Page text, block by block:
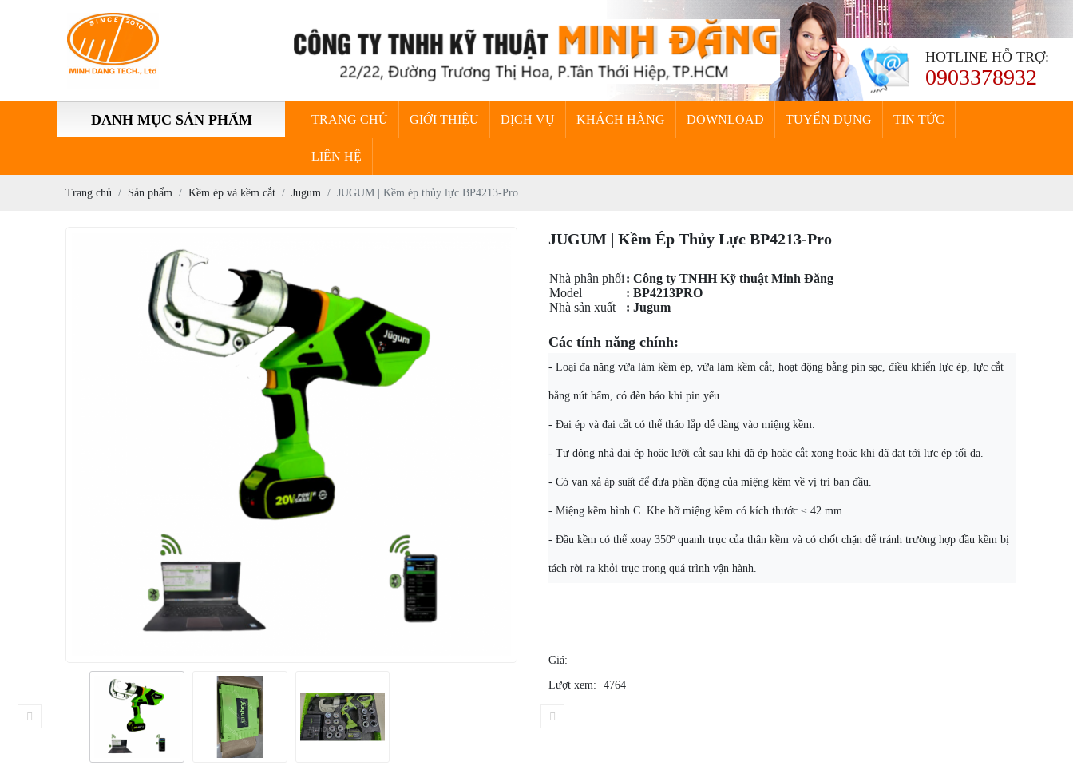
HOTLINE HỖ TRỢ:
0903378932
DANH MỤC SẢN PHẨM TRANG CHỦ GIỚI THIỆU DỊCH VỤ KHÁCH HÀNG DOWNLOAD TUYỂN DỤNG TIN TỨC
LIÊN HỆ
Trang chủ Sản phẩm Kềm ép và kềm cắt Jugum JUGUM | Kềm ép thủy lực BP4213-Pro
JUGUM | Kềm Ép Thủy Lực BP4213-Pro
Nhà phân phối : Công ty TNHH Kỹ thuật Minh Đăng
Model
: BP4213PRO
Nhà sản xuất
: Jugum
Các tính năng chính:
- Loại đa năng vừa làm kềm ép, vừa làm kềm cắt, hoạt động bằng pin sạc, điều khiển lực ép, lực cắt
bằng nút bấm, có đèn báo khi pin yếu.
- Đai ép và đai cắt có thể tháo lắp dễ dàng vào miệng kềm.
- Tự động nhả đai ép hoặc lưỡi cắt sau khi đã ép hoặc cắt xong hoặc khi đã đạt tới lực ép tối đa.
- Có van xả áp suất để đưa phần động của miệng kềm về vị trí ban đầu.
- Miệng kềm hình C. Khe hỡ miệng kềm có kích thước ≤ 42 mm.
- Đầu kềm có thể xoay 350º quanh trục của thân kềm và có chốt chặn để tránh trường hợp đầu kềm bị
tách rời ra khỏi trục trong quá trình vận hành.
Giá:
Lượt xem: 4764